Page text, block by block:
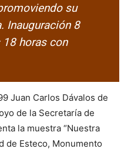
su
Inauguración 8
horas con
Juan Carlos Dávalos de
de la Secretaría de
la muestra “Nuestra
de Esteco, Monumento